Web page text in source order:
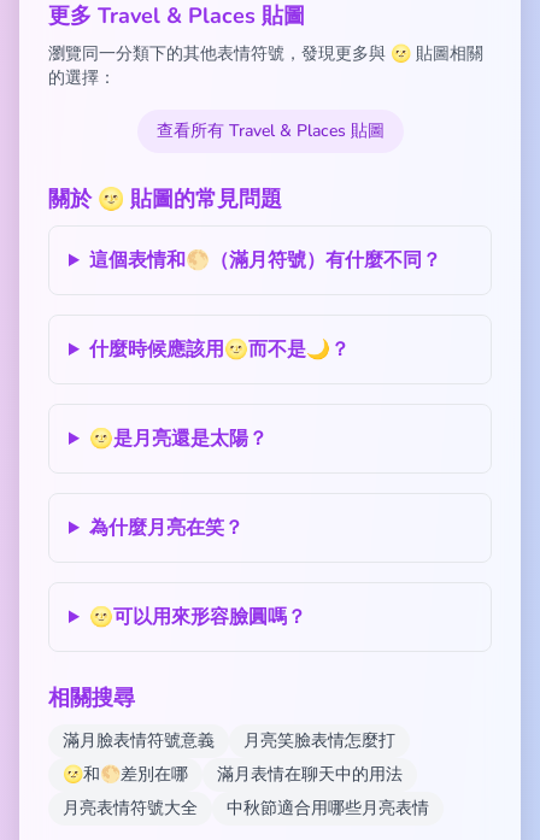
更多 Travel & Places 貼圖
瀏覽同一分類下的其他表情符號，發現更多與 🌝 貼圖相關
的選擇：
查看所有 Travel & Places 貼圖
關於 🌝 貼圖的常見問題
這個表情和🌕（滿月符號）有什麼不同？
什麼時候應該用🌝而不是🌙？
🌝是月亮還是太陽？
為什麼月亮在笑？
🌝可以用來形容臉圓嗎？
相關搜尋
滿月臉表情符號意義
月亮笑臉表情怎麼打
🌝和🌕差別在哪
滿月表情在聊天中的用法
月亮表情符號大全
中秋節適合用哪些月亮表情